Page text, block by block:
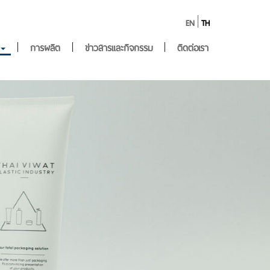
EN TH
การผลิต ข่าวสารและกิจกรรม ติดต่อเรา